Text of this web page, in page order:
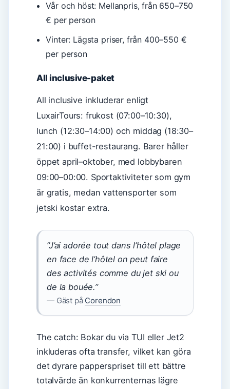
Vår och höst: Mellanpris, från 650–750
€ per person
Vinter: Lägsta priser, från 400–550 €
per person
All inclusive-paket
All inclusive inkluderar enligt
LuxairTours: frukost (07:00–10:30),
lunch (12:30–14:00) och middag (18:30–
21:00) i buffet-restaurang. Barer håller
öppet april–oktober, med lobbybaren
09:00–00:00. Sportaktiviteter som gym
är gratis, medan vattensporter som
jetski kostar extra.
”J’ai adorée tout dans l’hôtel plage
en face de l’hôtel on peut faire
des activités comme du jet ski ou
de la bouée.”
— Gäst på Corendon
The catch: Bokar du via TUI eller Jet2
inkluderas ofta transfer, vilket kan göra
det dyrare papperspriset till ett bättre
totalvärde än konkurrenternas lägre